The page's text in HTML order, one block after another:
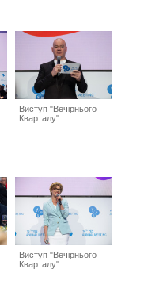
Виступ "Вечірнього
Кварталу"
Виступ "Вечірнього
Кварталу"